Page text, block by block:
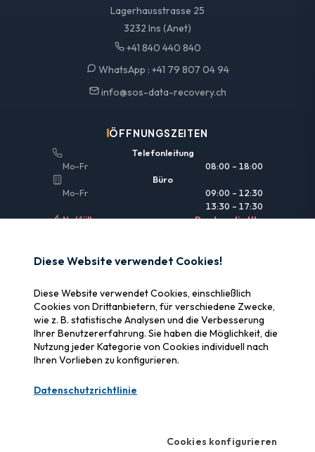
Lagerhausstrasse 25
3232 Ins (Anet)
+41 840 440 840
WhatsApp : +41 79 807 04 94
info@sos-data-recovery.ch
ÖFFNUNGSZEITEN
Telefonleitung
Mo–Fr
08:00 – 18:00
Büro
Mo–Fr
09:00 – 12:30
13:30 – 17:30
Notfälle
Rund um die Uhr
NÜTZLICHE LINKS
Versicherung & Erstattung
Warum SOS Data Recovery
Cookies verwalten
ZERTIFIZIERUNGEN
Diese Website verwendet Cookies!
Diese Website verwendet Cookies, einschließlich
Cookies von Drittanbietern, für verschiedene Zwecke,
wie z. B. statistische Analysen und die Verbesserung
Ihrer Benutzererfahrung. Sie haben die Möglichkeit, die
Nutzung jeder Kategorie von Cookies individuell nach
Ihren Vorlieben zu konfigurieren.
Datenschutzrichtlinie
Cookies konfigurieren